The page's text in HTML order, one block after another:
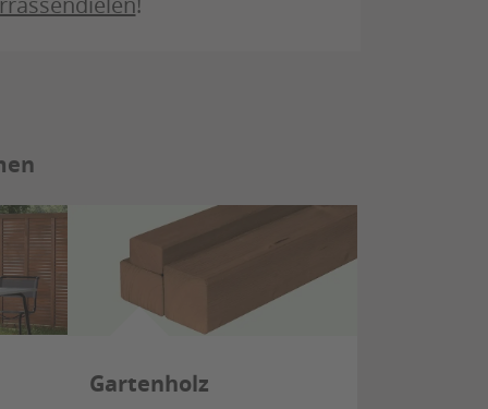
Gartenholz